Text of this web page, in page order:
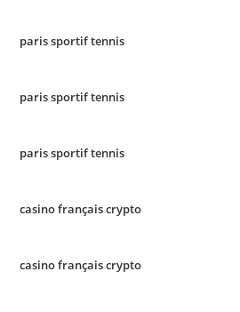
paris sportif tennis
paris sportif tennis
paris sportif tennis
casino français crypto
casino français crypto